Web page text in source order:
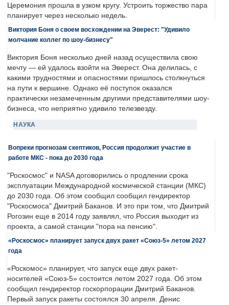
Церемония прошла в узком кругу. Устроить торжество пара
планирует через несколько недель.
Виктория Боня о своем восхождении на Эверест: "Удивило
молчание коллег по шоу-бизнесу"
Виктория Боня несколько дней назад осуществила свою
мечту — ей удалось взойти на Эверест. Она делилась, с
какими трудностями и опасностями пришлось столкнуться
на пути к вершине. Однако её поступок оказался
практически незамеченным другими представителями шоу-
бизнеса, что неприятно удивило телезвезду.
НАУКА
Вопреки прогнозам скептиков, Россия продолжит участие в
работе МКС - пока до 2030 года
"Роскосмос" и NASA договорились о продлении срока
эксплуатации Международной космической станции (МКС)
до 2030 года. Об этом сообщил сообщил гендиректор
"Роскосмоса" Дмитрий Баканов. И это при том, что Дмитрий
Рогозин еще в 2014 году заявлял, что Россия выходит из
проекта, а самой станции "пора на пенсию".
«Роскосмос» планирует запуск двух ракет «Союз-5» летом 2027
года
«Роскомос» планирует, что запуск еще двух ракет-
носителей «Союз-5» состоится летом 2027 года. Об этом
сообщил гендиректор госкорпорации Дмитрий Баканов.
Первый запуск ракеты состоялся 30 апреля. Денис